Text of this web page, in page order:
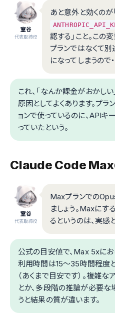
室谷
代表取締役
あと意外と効くの
認する」こと。この
プランではなくて
になってしまうので・
これ、「なんか課金がおかしい
原因としてよくあります。プラ
ョンで使っているのに、API
っていたという。
Claude Code Max
室谷
代表取締役
Maxプランでの
ましょう。Maxにす
るというのは、実感
公式の目安値で、Max 5xに
利用時間は15〜35時間程度
（あくまで目安です）。複雑
とか、多段階の推論が必要
うと結果の質が違います。